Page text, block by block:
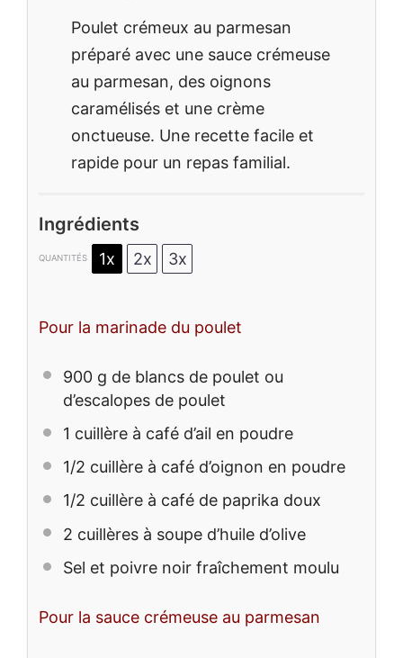
Poulet crémeux au parmesan
préparé avec une sauce crémeuse
au parmesan, des oignons
caramélisés et une crème
onctueuse. Une recette facile et
rapide pour un repas familial.
Ingrédients
QUANTITÉS 1x 2x 3x
Pour la marinade du poulet
900 g de blancs de poulet ou
d’escalopes de poulet
1 cuillère à café d’ail en poudre
1/2 cuillère à café d’oignon en poudre
1/2 cuillère à café de paprika doux
2 cuillères à soupe d’huile d’olive
Sel et poivre noir fraîchement moulu
Pour la sauce crémeuse au parmesan